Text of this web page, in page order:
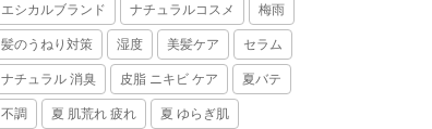
エシカルブランド ナチュラルコスメ 梅雨
髪のうねり対策 湿度 美髪ケア セラム
ナチュラル 消臭 皮脂 ニキビ ケア 夏バテ
不調 夏 肌荒れ 疲れ 夏 ゆらぎ肌